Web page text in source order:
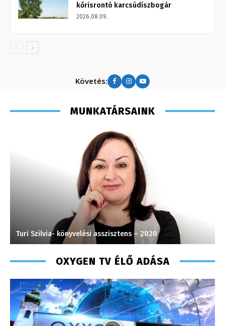
kőrisrontó karcsúdíszbogár
2026.08.09.
Követés:
MUNKATÁRSAINK
Turi Szilvia- könyvelési asszisztens – 2020
OXYGEN TV ÉLŐ ADÁSA